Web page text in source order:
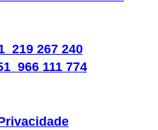
219 267 240
966 111 774